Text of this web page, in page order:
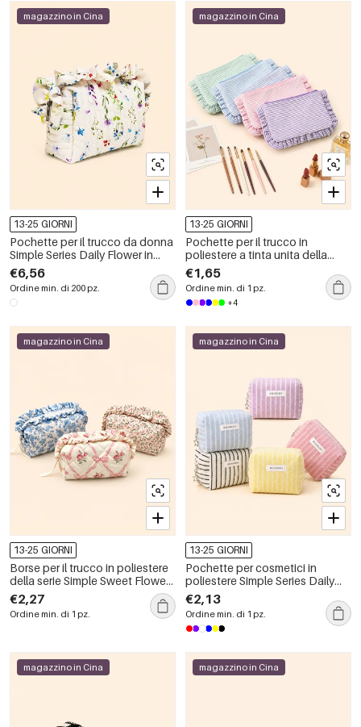
magazzino in Cina
13-25 GIORNI
Pochette per il trucco da donna
Simple Series Daily Flower in
cotone
€6,56
Ordine min. di 200 pz.
magazzino in Cina
13-25 GIORNI
Pochette per il trucco in
poliestere a tinta unita della
serie Simple Sweet Sweet.
€1,65
Ordine min. di 1 pz.
+4
magazzino in Cina
13-25 GIORNI
Borse per il trucco in poliestere
della serie Simple Sweet Flower
Animal Bow Knot Rose
€2,27
Ordine min. di 1 pz.
magazzino in Cina
13-25 GIORNI
Pochette per cosmetici in
poliestere Simple Series Daily
Stripe
€2,13
Ordine min. di 1 pz.
magazzino in Cina magazzino in Cina